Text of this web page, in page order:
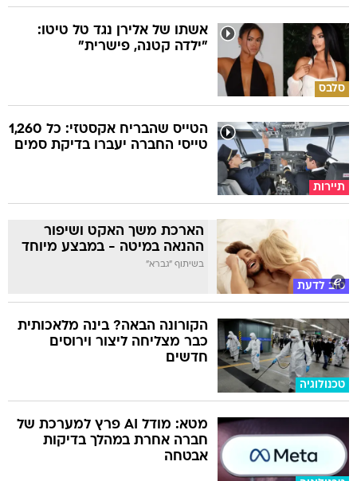
סלבס
אשתו של אלירן נגד טל טיטו:
"ילדה קטנה, פישרית"
תיירות
הטייס שהבריח אקסטזי: כל 1,260
טייסי החברה יעברו בדיקת סמים
טוב לדעת
הארכת משך האקט ושיפור
ההנאה במיטה - במבצע מיוחד
בשיתוף "גברא"
טכנולוגיה
הקורונה הבאה? בינה מלאכותית
כבר מצליחה ליצור וירוסים
חדשים
מטא: מודל AI פרץ למערכת של
חברה אחרת במהלך בדיקות
אבטחה